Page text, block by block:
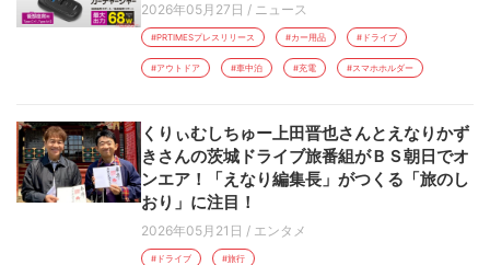
2026年05月27日 / ニュース
#PRTIMESプレスリリース #カー用品 #ドライブ
#アウトドア #車中泊 #充電 #スマホホルダー
くりぃむしちゅー上田晋也さんとえなりかず
きさんの茨城ドライブ旅番組がＢＳ朝日でオ
ンエア！「えなり編集長」がつくる「旅のし
おり」に注目！
2026年05月21日 / エンタメ
#ドライブ #旅行